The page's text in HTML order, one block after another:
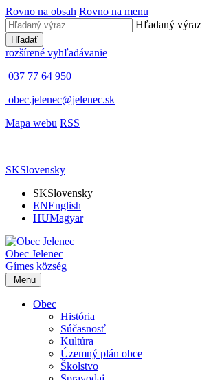
Rovno na obsah Rovno na menu
Hľadaný výraz
Hľadať
rozšírené vyhľadávanie
037 77 64 950
obec.jelenec@jelenec.sk
Mapa webu RSS
SKSlovensky
SKSlovensky
ENEnglish
HUMagyar
Obec Jelenec
Gímes község
Menu
Obec
História
Súčasnosť
Kultúra
Územný plán obce
Školstvo